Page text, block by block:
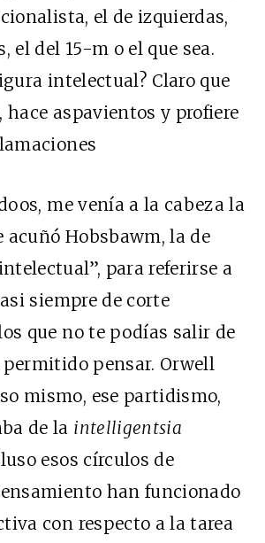
el de izquierdas,
el del 15-m o el que sea.
intelectual? Claro que
hace aspavientos y profiere
me venía a la cabeza la
acuñó Hobsbawm, la de
para referirse a
siempre de corte
que no te podías salir de
permitido pensar. Orwell
mismo, ese partidismo,
de la intelligentsia
esos círculos de
han funcionado
con respecto a la tarea